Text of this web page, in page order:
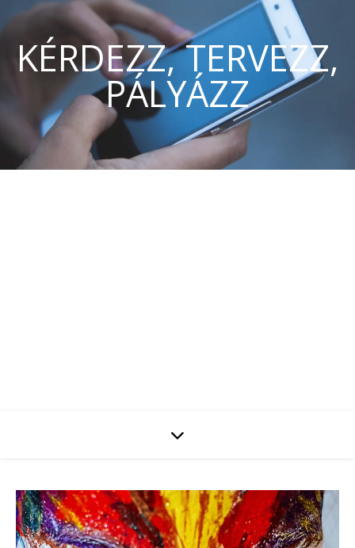
KÉRDEZZ, TERVEZZ,
PÁLYÁZZ